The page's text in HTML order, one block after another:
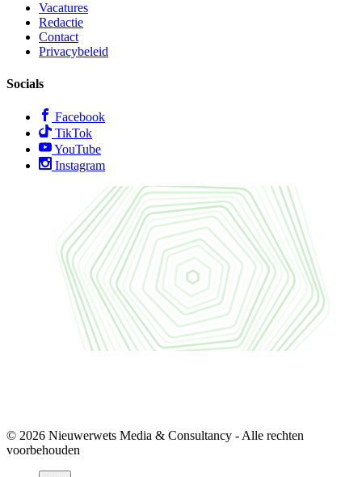
Vacatures
Redactie
Contact
Privacybeleid
Socials
Facebook
TikTok
YouTube
Instagram
© 2026 Nieuwerwets Media & Consultancy - Alle rechten
voorbehouden